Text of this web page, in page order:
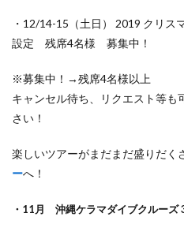
・12/14-15（土日） 2019 クリ
設定 残席4名様 募集中！
※募集中！→残席4名様以上
キャンセル待ち、リクエスト等も
さい！
楽しいツアーがまだまだ盛りだく
ーへ！
・11月 沖縄ケラマダイブクルーズ